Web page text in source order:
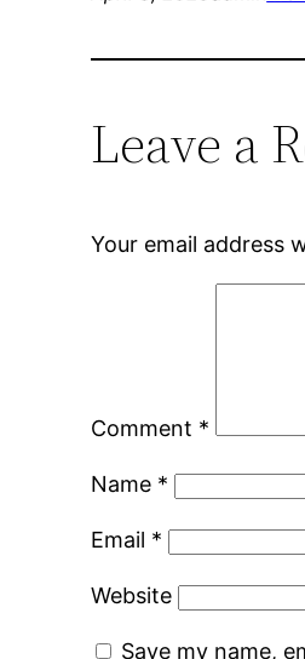
Leave a
Your email address
Comment *
Name *
Email *
Website
Save my name,